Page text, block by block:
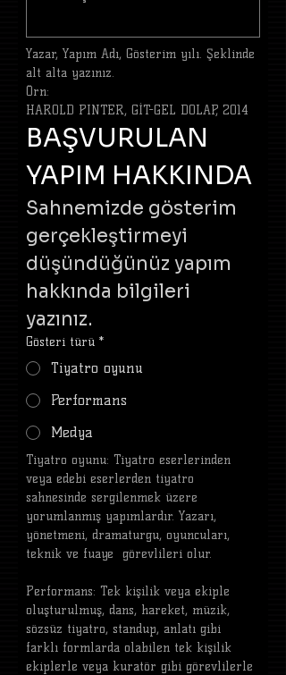
Yazar, Yapım Adı, Gösterim yılı. Şeklinde
alt alta yazınız.
Örn:
HAROLD PINTER, GİT-GEL DOLAP, 2014
BAŞVURULAN
YAPIM HAKKINDA
Sahnemizde gösterim
gerçekleştirmeyi
düşündüğünüz yapım
hakkında bilgileri
yazınız.
Gösteri türü *
Tiyatro oyunu
Performans
Medya
Tiyatro oyunu: Tiyatro eserlerinden
veya edebi eserlerden tiyatro
sahnesinde sergilenmek üzere
yorumlanmış yapımlardır. Yazarı,
yönetmeni, dramaturgu, oyuncuları,
teknik ve fuaye  görevlileri olur.
Performans: Tek kişilik veya ekiple
oluşturulmuş, dans, hareket, müzik,
sözsüz tiyatro, standup, anlatı gibi
farklı formlarda olabilen tek kişilik
ekiplerle veya kuratör gibi görevlilerle